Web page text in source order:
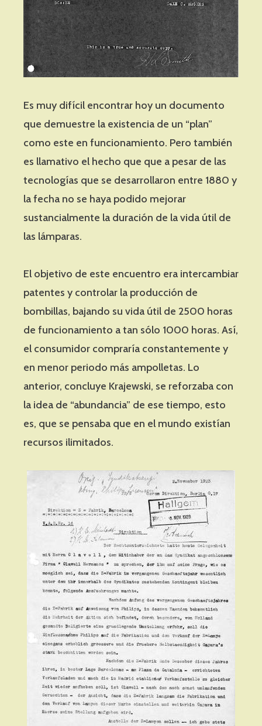
Es muy difícil encontrar hoy un documento
que demuestre la existencia de un “plan”
como este en funcionamiento. Pero también
es llamativo el hecho que que a pesar de las
tecnologías que se desarrollaron entre 1880 y
la fecha no se haya podido mejorar
sustancialmente la duración de la vida útil de
las lámparas.
El objetivo de este encuentro era intercambiar
patentes y controlar la producción de
bombillas, bajando su vida útil de 2500 horas
de funcionamiento a tan sólo 1000 horas. Así,
el consumidor compraría constantemente y
en menor periodo más ampolletas. Lo
anterior, concluye Krajewski, se reforzaba con
la idea de “abundancia” de ese tiempo, esto
es, que se pensaba que en el mundo existían
recursos ilimitados.